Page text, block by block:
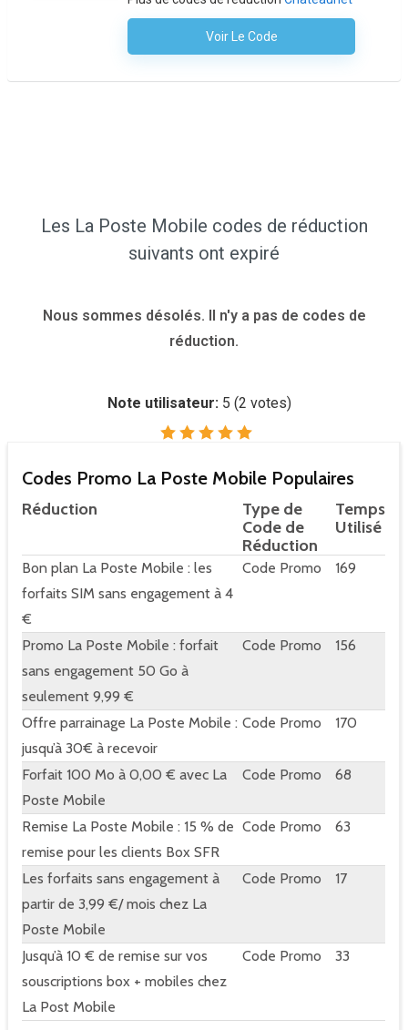
Voir Le Code
Aucun Code N'est Nécessaire
Les La Poste Mobile codes de réduction
suivants ont expiré
Nous sommes désolés. Il n'y a pas de codes de
réduction.
Note utilisateur: 5 (2 votes)
Codes Promo La Poste Mobile Populaires
Réduction
Type de
Code de
Réduction
Temps
Utilisé
Bon plan La Poste Mobile : les
forfaits SIM sans engagement à 4
€
Code Promo 169
Promo La Poste Mobile : forfait
sans engagement 50 Go à
seulement 9,99 €
Code Promo 156
Offre parrainage La Poste Mobile :
jusqu’à 30€ à recevoir
Code Promo 170
Forfait 100 Mo à 0,00 € avec La
Poste Mobile
Code Promo 68
Remise La Poste Mobile : 15 % de
remise pour les clients Box SFR
Code Promo 63
Les forfaits sans engagement à
partir de 3,99 €/ mois chez La
Poste Mobile
Code Promo 17
Jusqu’à 10 € de remise sur vos
souscriptions box + mobiles chez
La Post Mobile
Code Promo 33